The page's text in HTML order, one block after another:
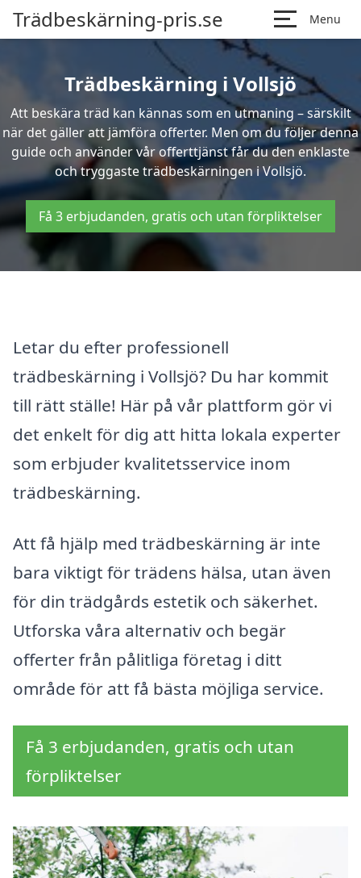
Trädbeskärning-pris.se Menu
Trädbeskärning i Vollsjö
Att beskära träd kan kännas som en utmaning – särskilt
när det gäller att jämföra offerter. Men om du följer denna
guide och använder vår offerttjänst får du den enklaste
och tryggaste trädbeskärningen i Vollsjö.
Få 3 erbjudanden, gratis och utan förpliktelser
Letar du efter professionell
trädbeskärning i Vollsjö? Du har kommit
till rätt ställe! Här på vår plattform gör vi
det enkelt för dig att hitta lokala experter
som erbjuder kvalitetsservice inom
trädbeskärning.
Att få hjälp med trädbeskärning är inte
bara viktigt för trädens hälsa, utan även
för din trädgårds estetik och säkerhet.
Utforska våra alternativ och begär
offerter från pålitliga företag i ditt
område för att få bästa möjliga service.
Få 3 erbjudanden, gratis och utan
förpliktelser